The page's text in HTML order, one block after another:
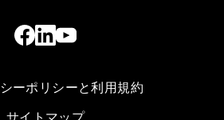
ーポリシーと利用規約